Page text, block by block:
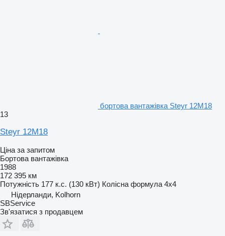
бортова вантажівка Steyr 12M18
13
Steyr 12M18
Ціна за запитом
Бортова вантажівка
1988
172 395 км
Потужність 177 к.с. (130 кВт) Колісна формула 4x4
Нідерланди, Kolhorn
SBService
Зв'язатися з продавцем